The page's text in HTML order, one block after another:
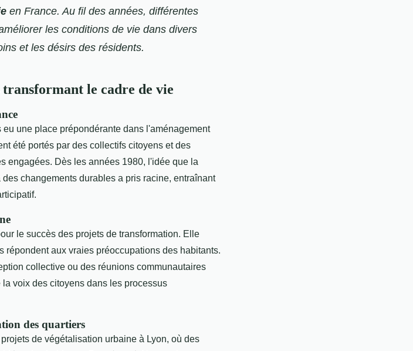
en France. Au fil des années, différentes
les conditions de vie dans divers
et les désirs des résidents.
le cadre de vie
une place prépondérante dans l'aménagement
été portés par des collectifs citoyens et des
engagées. Dès les années 1980, l'idée que la
changements durables a pris racine, entraînant
le succès des projets de transformation. Elle
répondent aux vraies préoccupations des habitants.
collective ou des réunions communautaires
voix des citoyens dans les processus
des quartiers
de végétalisation urbaine à Lyon, où des